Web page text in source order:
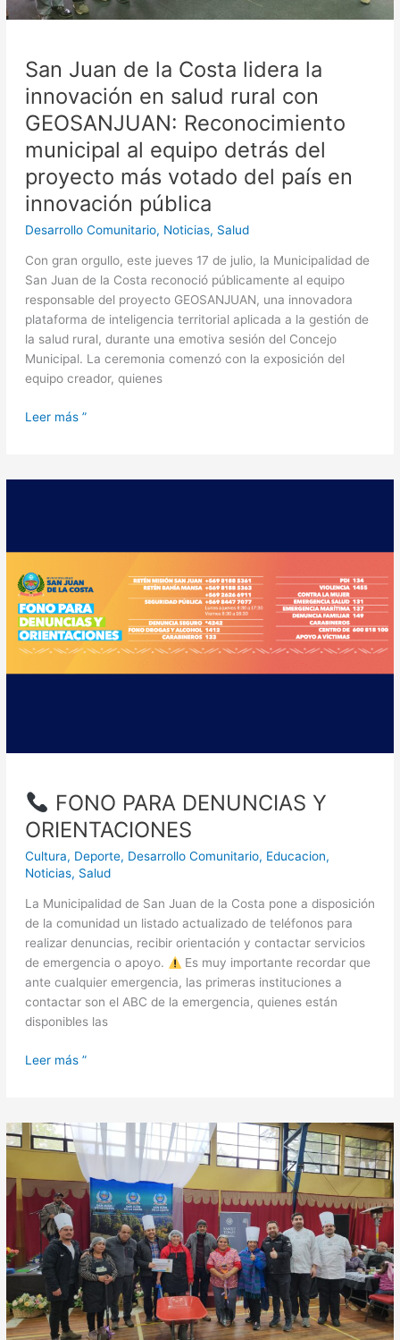
San Juan de la Costa lidera la
innovación en salud rural con
GEOSANJUAN: Reconocimiento
municipal al equipo detrás del
proyecto más votado del país en
innovación pública
Desarrollo Comunitario, Noticias, Salud
Con gran orgullo, este jueves 17 de julio, la Municipalidad de
San Juan de la Costa reconoció públicamente al equipo
responsable del proyecto GEOSANJUAN, una innovadora
plataforma de inteligencia territorial aplicada a la gestión de
la salud rural, durante una emotiva sesión del Concejo
Municipal. La ceremonia comenzó con la exposición del
equipo creador, quienes
rural
Reconocimiento
municipal
al
equipo
detrás
proyecto
más
votado
país
en
innovación
pública
Leer más ”
FONO PARA DENUNCIAS Y
ORIENTACIONES
Cultura, Deporte, Desarrollo Comunitario, Educacion,
Noticias, Salud
La Municipalidad de San Juan de la Costa pone a disposición
de la comunidad un listado actualizado de teléfonos para
realizar denuncias, recibir orientación y contactar servicios
de emergencia o apoyo.
Es muy importante recordar que
ante cualquier emergencia, las primeras instituciones a
contactar son el ABC de la emergencia, quienes están
disponibles las
ORIENTACIONES
Leer más ”
Más
de
cazuelas
vendidas
Primera
Fiesta
Costumbrista
de